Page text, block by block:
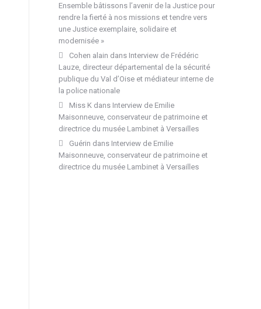
Ensemble bâtissons l’avenir de la Justice pour
rendre la fierté à nos missions et tendre vers
une Justice exemplaire, solidaire et
modernisée »
Cohen alain dans Interview de Frédéric
Lauze, directeur départemental de la sécurité
publique du Val d’Oise et médiateur interne de
la police nationale
Miss K dans Interview de Emilie
Maisonneuve, conservateur de patrimoine et
directrice du musée Lambinet à Versailles
Guérin dans Interview de Emilie
Maisonneuve, conservateur de patrimoine et
directrice du musée Lambinet à Versailles